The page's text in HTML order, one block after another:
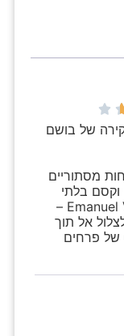
מסע אל ממלכת המסתורין והפיתוי: סקירה של בושם
בעולם המפתה של הבשמים, שם ניחוחות מסתוריים
ועמוקים מתמזגים עם אווירה של פיתוי וקסם בלתי
ניתנים לעצירה, שוכן בושם Emanuel Venom 17 –
יצירת אמנות חושנית, המזמינה אותנו לצלול אל תוך
חוויה סוחפת ומרעננת, מלאת ניחוחות של פרחים